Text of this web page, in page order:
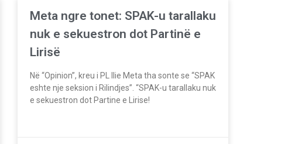
Meta ngre tonet: SPAK-u tarallaku
nuk e sekuestron dot Partinë e
Lirisë
Në “Opinion”, kreu i PL Ilie Meta tha sonte se “SPAK
eshte nje seksion i Rilindjes”. “SPAK-u tarallaku nuk
e sekuestron dot Partine e Lirise!